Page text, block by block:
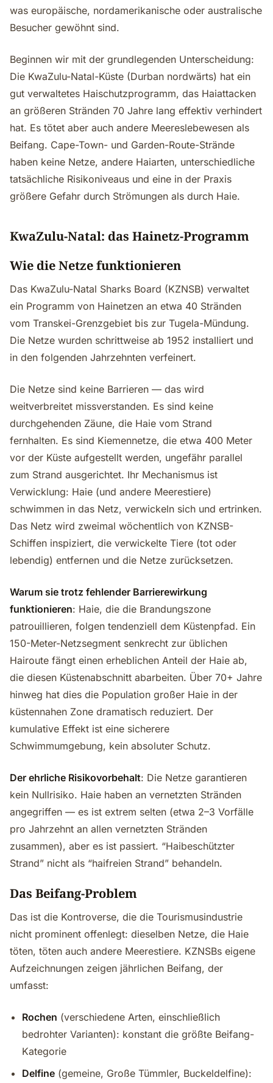
was europäische, nordamerikanische oder australische
Besucher gewöhnt sind.
Beginnen wir mit der grundlegenden Unterscheidung:
Die KwaZulu-Natal-Küste (Durban nordwärts) hat ein
gut verwaltetes Haischutzprogramm, das Haiattacken
an größeren Stränden 70 Jahre lang effektiv verhindert
hat. Es tötet aber auch andere Meereslebewesen als
Beifang. Cape-Town- und Garden-Route-Strände
haben keine Netze, andere Haiarten, unterschiedliche
tatsächliche Risikoniveaus und eine in der Praxis
größere Gefahr durch Strömungen als durch Haie.
KwaZulu-Natal: das Hainetz-Programm
Wie die Netze funktionieren
Das KwaZulu-Natal Sharks Board (KZNSB) verwaltet
ein Programm von Hainetzen an etwa 40 Stränden
vom Transkei-Grenzgebiet bis zur Tugela-Mündung.
Die Netze wurden schrittweise ab 1952 installiert und
in den folgenden Jahrzehnten verfeinert.
Die Netze sind keine Barrieren — das wird
weitverbreitet missverstanden. Es sind keine
durchgehenden Zäune, die Haie vom Strand
fernhalten. Es sind Kiemennetze, die etwa 400 Meter
vor der Küste aufgestellt werden, ungefähr parallel
zum Strand ausgerichtet. Ihr Mechanismus ist
Verwicklung: Haie (und andere Meerestiere)
schwimmen in das Netz, verwickeln sich und ertrinken.
Das Netz wird zweimal wöchentlich von KZNSB-
Schiffen inspiziert, die verwickelte Tiere (tot oder
lebendig) entfernen und die Netze zurücksetzen.
Warum sie trotz fehlender Barrierewirkung
funktionieren: Haie, die die Brandungszone
patrouillieren, folgen tendenziell dem Küstenpfad. Ein
150-Meter-Netzsegment senkrecht zur üblichen
Hairoute fängt einen erheblichen Anteil der Haie ab,
die diesen Küstenabschnitt abarbeiten. Über 70+ Jahre
hinweg hat dies die Population großer Haie in der
küstennahen Zone dramatisch reduziert. Der
kumulative Effekt ist eine sicherere
Schwimmumgebung, kein absoluter Schutz.
Der ehrliche Risikovorbehalt: Die Netze garantieren
kein Nullrisiko. Haie haben an vernetzten Stränden
angegriffen — es ist extrem selten (etwa 2–3 Vorfälle
pro Jahrzehnt an allen vernetzten Stränden
zusammen), aber es ist passiert. “Haibeschützter
Strand” nicht als “haifreien Strand” behandeln.
Das Beifang-Problem
Das ist die Kontroverse, die die Tourismusindustrie
nicht prominent offenlegt: dieselben Netze, die Haie
töten, töten auch andere Meerestiere. KZNSBs eigene
Aufzeichnungen zeigen jährlichen Beifang, der
umfasst:
Rochen (verschiedene Arten, einschließlich
bedrohter Varianten): konstant die größte Beifang-
Kategorie
Delfine (gemeine, Große Tümmler, Buckeldelfine):